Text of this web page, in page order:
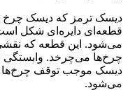
دیسک ترمز که دیسک چرخ
قطعه‌ای دایره‌ای شکل
می‌شود. این قطعه که نقشی
چرخ‌ها می‌چرخد. وابستگی
دیسک موجب توقف چرخ‌ها
می‌شود.